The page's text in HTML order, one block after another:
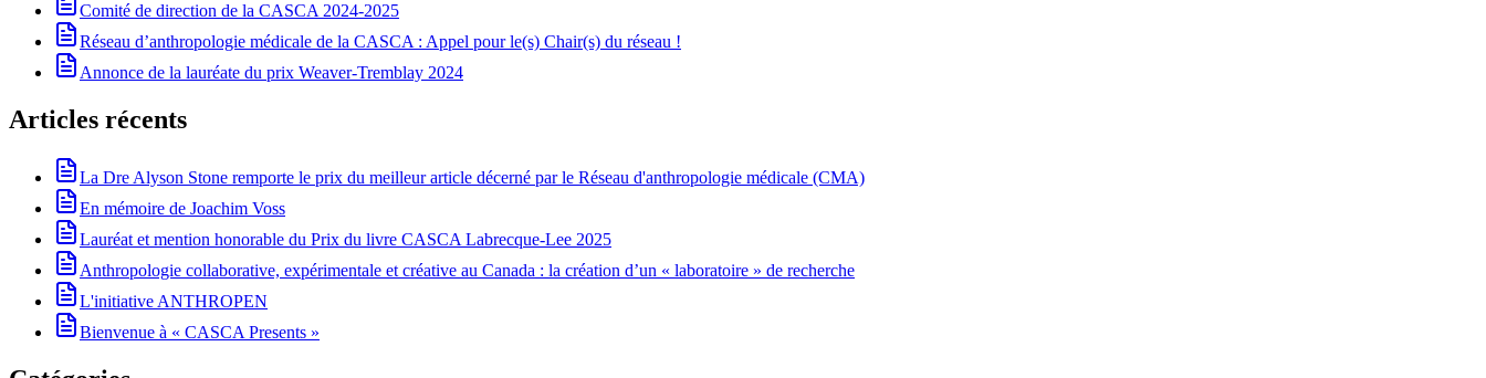
Comité de direction de la CASCA 2024-2025
Réseau d’anthropologie médicale de la CASCA : Appel pour le(s) Chair(s) du réseau !
Annonce de la lauréate du prix Weaver-Tremblay 2024
Articles récents
La Dre Alyson Stone remporte le prix du meilleur article décerné par le Réseau d'anthropologie médicale (CMA)
En mémoire de Joachim Voss
Lauréat et mention honorable du Prix du livre CASCA Labrecque-Lee 2025
Anthropologie collaborative, expérimentale et créative au Canada : la création d’un « laboratoire » de recherche
L'initiative ANTHROPEN
Bienvenue à « CASCA Presents »